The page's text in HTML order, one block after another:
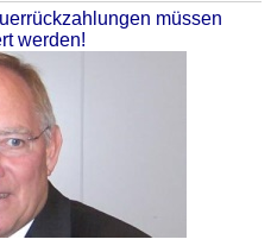
müssen
werden!